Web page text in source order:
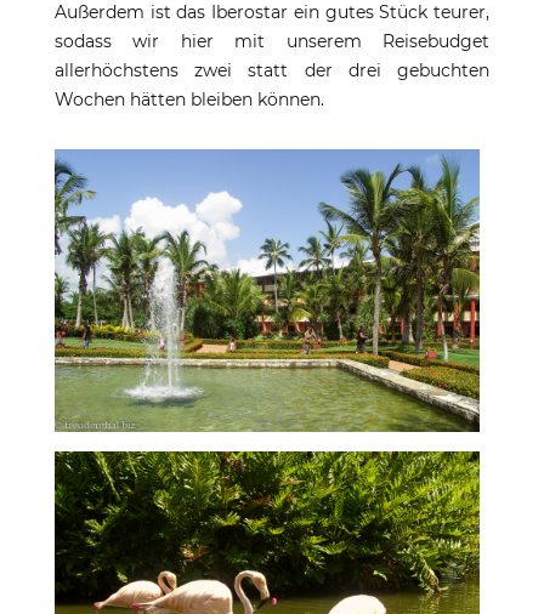
Außerdem ist das Iberostar ein gutes Stück teurer,
sodass wir hier mit unserem Reisebudget
allerhöchstens zwei statt der drei gebuchten
Wochen hätten bleiben können.